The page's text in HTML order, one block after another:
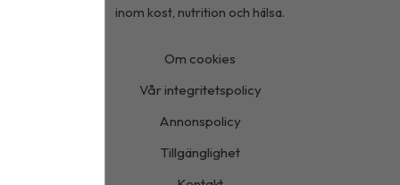
inom kost, nutrition och hälsa.
Om cookies
Vår integritetspolicy
Annonspolicy
Tillgänglighet